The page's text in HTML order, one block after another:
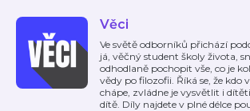
Věci
Ve světě odborníků přichází
já, věčný student školy života,
odhodlaně pochopit vše, co je
vědy po filozofii. Říká se, že kdo
chápe, zvládne je vysvětlit i
dítě. Díly najdete v plné délce